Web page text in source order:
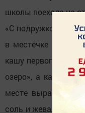
школы поехала на
«С подружкой-
в местечке под
кашу первого мая,
озеро», а как
месте вырастал
соль и жевали с